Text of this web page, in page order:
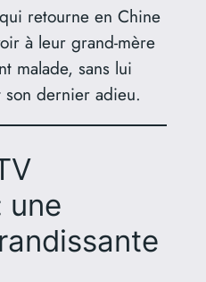
retourne en Chine
à leur grand-mère
malade, sans lui
son dernier adieu.
une